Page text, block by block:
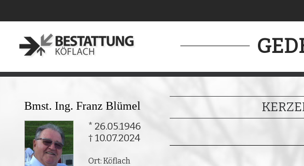
Bmst. Ing. Franz Blümel
* 26.05.1946
† 10.07.2024
Ort: Köflach